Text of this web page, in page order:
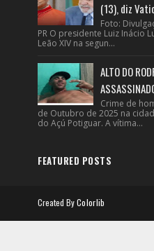
(13), diz
Foto:
PR O presidente Luiz Inácio
Leão XIV na segun...
ALTO DO
Crime de
de Outubro de 2025 na
do Açú Potiguar. A vítima...
FEATURED POSTS
Created ByColorlib